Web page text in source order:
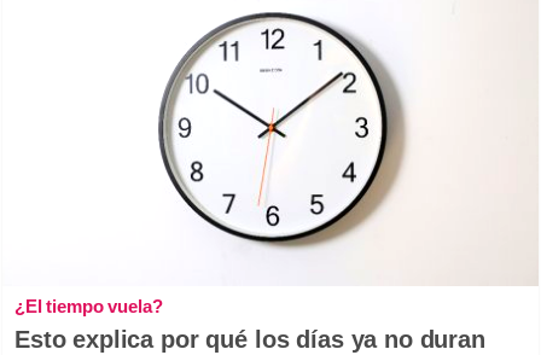
¿El tiempo vuela?
Esto explica por qué los días ya no duran